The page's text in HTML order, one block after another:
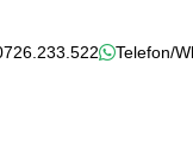
Telefon/